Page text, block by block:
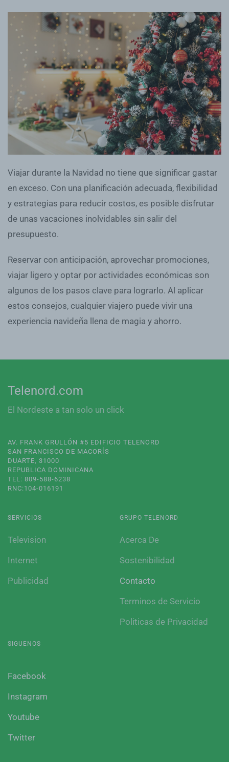
Viajar durante la Navidad no tiene que significar gastar
en exceso. Con una planificación adecuada, flexibilidad
y estrategias para reducir costos, es posible disfrutar
de unas vacaciones inolvidables sin salir del
presupuesto.
Reservar con anticipación, aprovechar promociones,
viajar ligero y optar por actividades económicas son
algunos de los pasos clave para lograrlo. Al aplicar
estos consejos, cualquier viajero puede vivir una
experiencia navideña llena de magia y ahorro.
Telenord.com
El Nordeste a tan solo un click
AV. FRANK GRULLÓN #5 EDIFICIO TELENORD
SAN FRANCISCO DE MACORÍS
DUARTE, 31000
REPUBLICA DOMINICANA
TEL: 809-588-6238
RNC:104-016191
SERVICIOS
Television
Internet
Publicidad
GRUPO TELENORD
Acerca De
Sostenibilidad
Contacto
Terminos de Servicio
Politicas de Privacidad
SIGUENOS
Facebook
Instagram
Youtube
Twitter